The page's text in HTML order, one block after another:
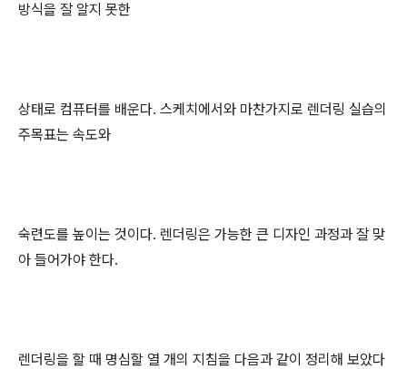
방식을 잘 알지 못한
상태로 컴퓨터를 배운다. 스케치에서와 마찬가지로 렌더링 실습의
주목표는 속도와
숙련도를 높이는 것이다. 렌더링은 가능한 큰 디자인 과정과 잘 맞
아 들어가야 한다.
렌더링을 할 때 명심할 열 개의 지침을 다음과 같이 정리해 보았다